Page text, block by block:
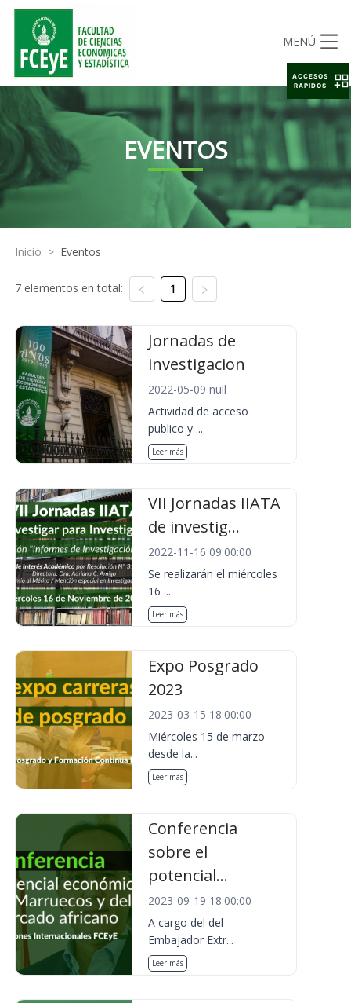
MENÚ
EVENTOS
Inicio > Eventos
7 elementos en total: 1
Jornadas de
investigacion
2022-05-09 null
Actividad de acceso
publico y ...
Leer más
VII Jornadas IIATA
de investig...
2022-11-16 09:00:00
Se realizarán el miércoles
16 ...
Leer más
Expo Posgrado
2023
2023-03-15 18:00:00
Miércoles 15 de marzo
desde la...
Leer más
Conferencia
sobre el
potencial...
2023-09-19 18:00:00
A cargo del del
Embajador Extr...
Leer más
ACCESOS
RAPIDOS